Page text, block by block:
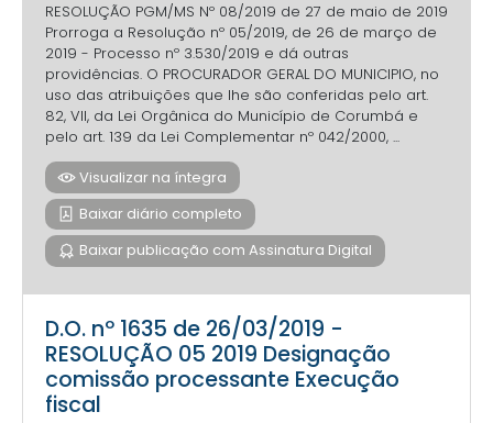
RESOLUÇÃO PGM/MS Nº 08/2019 de 27 de maio de 2019
Prorroga a Resolução nº 05/2019, de 26 de março de
2019 - Processo nº 3.530/2019 e dá outras
providências. O PROCURADOR GERAL DO MUNICIPIO, no
uso das atribuições que lhe são conferidas pelo art.
82, VII, da Lei Orgânica do Município de Corumbá e
pelo art. 139 da Lei Complementar nº 042/2000, ...
Visualizar na íntegra
Baixar diário completo
Baixar publicação com Assinatura Digital
D.O. nº 1635 de 26/03/2019 -
RESOLUÇÃO 05 2019 Designação
comissão processante Execução
fiscal